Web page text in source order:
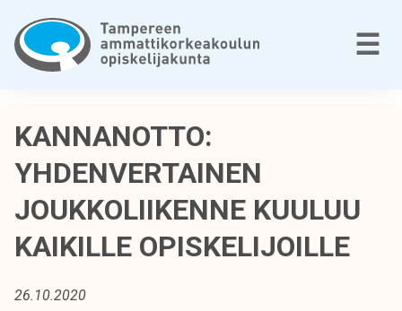
sisältöön
a
m
p
r
e
e
a
☰
KANNANOTTO:
YHDENVERTAINEN
JOUKKOLIIKENNE KUULUU
KAIKILLE OPISKELIJOILLE
26.10.2020